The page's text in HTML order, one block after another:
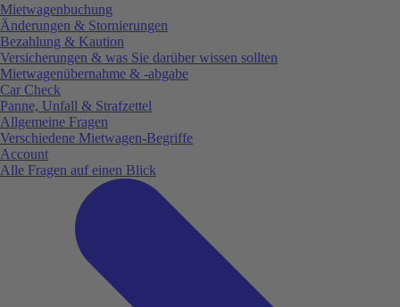
Mietwagenbuchung
Änderungen & Stornierungen
Bezahlung & Kaution
Versicherungen & was Sie darüber wissen sollten
Mietwagenübernahme & -abgabe
Car Check
Panne, Unfall & Strafzettel
Allgemeine Fragen
Verschiedene Mietwagen-Begriffe
Account
Alle Fragen auf einen Blick